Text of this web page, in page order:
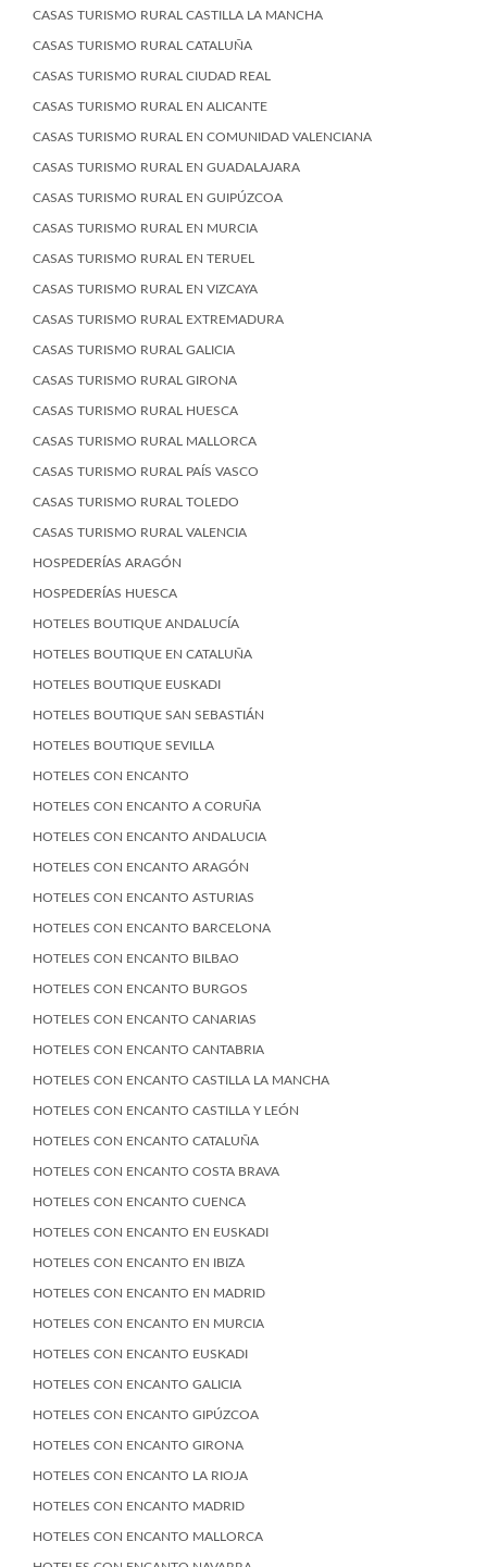
CASAS TURISMO RURAL CASTILLA LA MANCHA
CASAS TURISMO RURAL CATALUÑA
CASAS TURISMO RURAL CIUDAD REAL
CASAS TURISMO RURAL EN ALICANTE
CASAS TURISMO RURAL EN COMUNIDAD VALENCIANA
CASAS TURISMO RURAL EN GUADALAJARA
CASAS TURISMO RURAL EN GUIPÚZCOA
CASAS TURISMO RURAL EN MURCIA
CASAS TURISMO RURAL EN TERUEL
CASAS TURISMO RURAL EN VIZCAYA
CASAS TURISMO RURAL EXTREMADURA
CASAS TURISMO RURAL GALICIA
CASAS TURISMO RURAL GIRONA
CASAS TURISMO RURAL HUESCA
CASAS TURISMO RURAL MALLORCA
CASAS TURISMO RURAL PAÍS VASCO
CASAS TURISMO RURAL TOLEDO
CASAS TURISMO RURAL VALENCIA
HOSPEDERÍAS ARAGÓN
HOSPEDERÍAS HUESCA
HOTELES BOUTIQUE ANDALUCÍA
HOTELES BOUTIQUE EN CATALUÑA
HOTELES BOUTIQUE EUSKADI
HOTELES BOUTIQUE SAN SEBASTIÁN
HOTELES BOUTIQUE SEVILLA
HOTELES CON ENCANTO
HOTELES CON ENCANTO A CORUÑA
HOTELES CON ENCANTO ANDALUCIA
HOTELES CON ENCANTO ARAGÓN
HOTELES CON ENCANTO ASTURIAS
HOTELES CON ENCANTO BARCELONA
HOTELES CON ENCANTO BILBAO
HOTELES CON ENCANTO BURGOS
HOTELES CON ENCANTO CANARIAS
HOTELES CON ENCANTO CANTABRIA
HOTELES CON ENCANTO CASTILLA LA MANCHA
HOTELES CON ENCANTO CASTILLA Y LEÓN
HOTELES CON ENCANTO CATALUÑA
HOTELES CON ENCANTO COSTA BRAVA
HOTELES CON ENCANTO CUENCA
HOTELES CON ENCANTO EN EUSKADI
HOTELES CON ENCANTO EN IBIZA
HOTELES CON ENCANTO EN MADRID
HOTELES CON ENCANTO EN MURCIA
HOTELES CON ENCANTO EUSKADI
HOTELES CON ENCANTO GALICIA
HOTELES CON ENCANTO GIPÚZCOA
HOTELES CON ENCANTO GIRONA
HOTELES CON ENCANTO LA RIOJA
HOTELES CON ENCANTO MADRID
HOTELES CON ENCANTO MALLORCA